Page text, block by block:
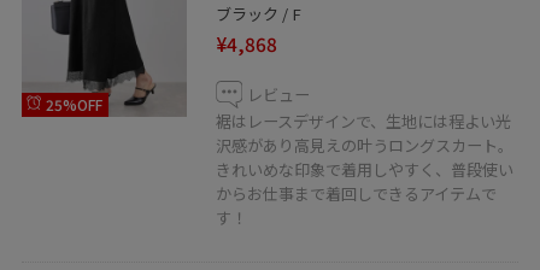
25%OFF
ブラック / F
¥4,868
レビュー
裾はレースデザインで、生地には程よい光
沢感があり高見えの叶うロングスカート。
きれいめな印象で着用しやすく、普段使い
からお仕事まで着回しできるアイテムで
す！